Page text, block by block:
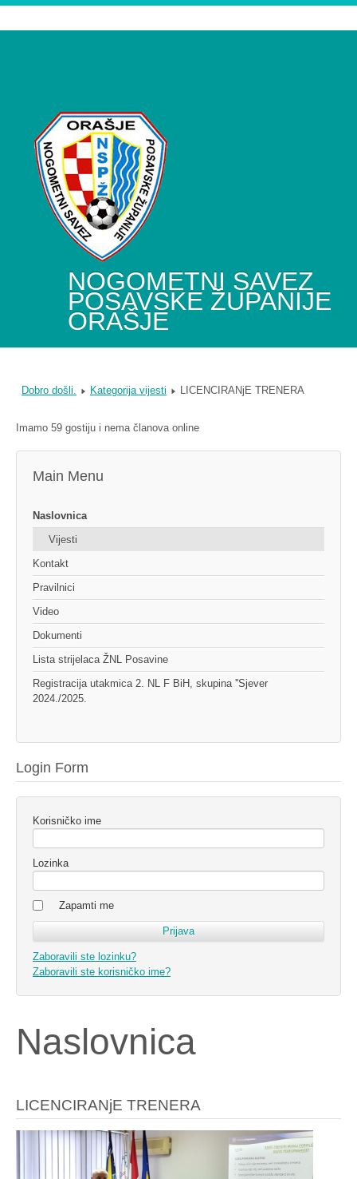
NOGOMETNI SAVEZ
POSAVSKE ŽUPANIJE
ORAŠJE
Dobro došli. Kategorija vijesti LICENCIRANjE TRENERA
Imamo 59 gostiju i nema članova online
Main Menu
Naslovnica
Vijesti
Kontakt
Pravilnici
Video
Dokumenti
Lista strijelaca ŽNL Posavine
Registracija utakmica 2. NL F BiH, skupina ''Sjever
2024./2025.
Login Form
Korisničko ime
Lozinka
Zapamti me
Zaboravili ste lozinku?
Zaboravili ste korisničko ime?
Naslovnica
LICENCIRANjE TRENERA